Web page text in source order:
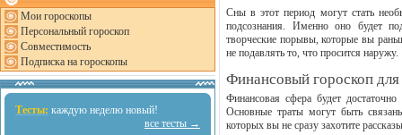
Мои гороскопы
Персональный гороскоп
Совместимость
Подписка на гороскопы
Тесты: каждую неделю новый!
все тесты →
Сны в этот период могут стать
подсознания. Именно оно будет
творческие порывы, которые вы
не подавлять то, что просится наружу.
Финансовый гороскоп
Финансовая сфера будет
Основные траты могут быть
которых вы не сразу захотите